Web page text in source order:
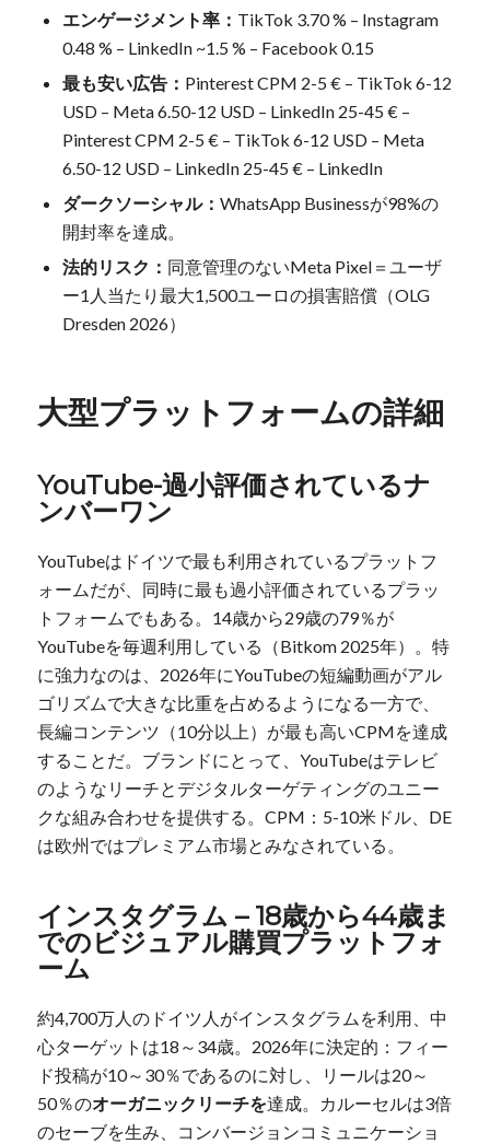
エンゲージメント率： TikTok 3.70 % – Instagram
0.48 % – LinkedIn ~1.5 % – Facebook 0.15
最も安い広告： Pinterest CPM 2-5 € – TikTok 6-12
USD – Meta 6.50-12 USD – LinkedIn 25-45 € –
Pinterest CPM 2-5 € – TikTok 6-12 USD – Meta
6.50-12 USD – LinkedIn 25-45 € – LinkedIn
ダークソーシャル： WhatsApp Businessが98%の
開封率を達成。
法的リスク： 同意管理のないMeta Pixel＝ユーザ
ー1人当たり最大1,500ユーロの損害賠償（OLG
Dresden 2026）
大型プラットフォームの詳細
YouTube-過小評価されているナ
ンバーワン
YouTubeはドイツで最も利用されているプラットフ
ォームだが、同時に最も過小評価されているプラッ
トフォームでもある。14歳から29歳の79％が
YouTubeを毎週利用している（Bitkom 2025年）。特
に強力なのは、2026年にYouTubeの短編動画がアル
ゴリズムで大きな比重を占めるようになる一方で、
長編コンテンツ（10分以上）が最も高いCPMを達成
することだ。ブランドにとって、YouTubeはテレビ
のようなリーチとデジタルターゲティングのユニー
クな組み合わせを提供する。CPM：5-10米ドル、DE
は欧州ではプレミアム市場とみなされている。
インスタグラム – 18歳から44歳ま
でのビジュアル購買プラットフォ
ーム
約4,700万人のドイツ人がインスタグラムを利用、中
心ターゲットは18～34歳。2026年に決定的：フィー
ド投稿が10～30％であるのに対し、リールは20～
50％のオーガニックリーチを達成。カルーセルは3倍
のセーブを生み、コンバージョンコミュニケーショ